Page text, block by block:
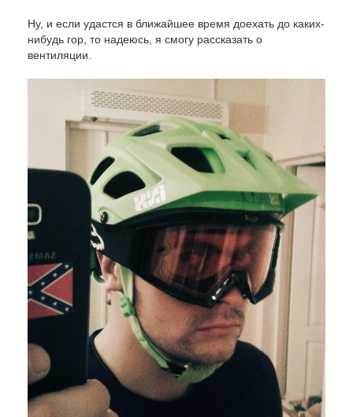
Ну, и если удастся в ближайшее время доехать до каких-
нибудь гор, то надеюсь, я смогу рассказать о
вентиляции.